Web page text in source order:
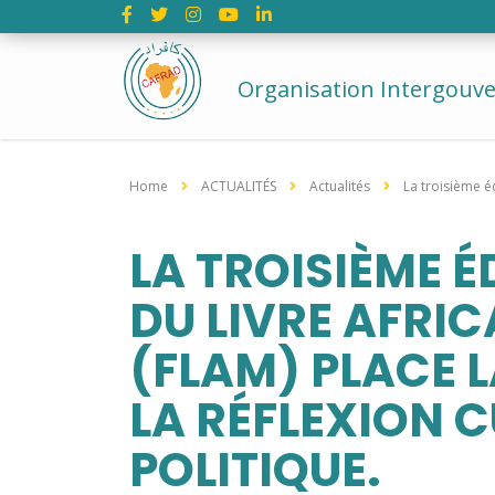
Organisation
Home ACTUALITÉS Actualités La troisième
LA TROISIÈME
DU LIVRE
(FLAM) PLACE
LA RÉFLEXION
POLITIQUE.